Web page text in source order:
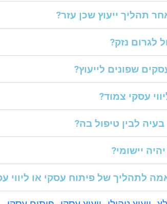
תהליך ייעוץ שכן עזר?
לגרום נזק?
שפונים לייעוץ?
עסקי צמוד?
לבין טיפול בה?
יישומי?
לתהליך של פיתוח עסקי או ליווי